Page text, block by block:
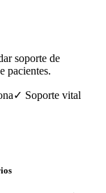
soporte de
pacientes.
✓ Soporte vital